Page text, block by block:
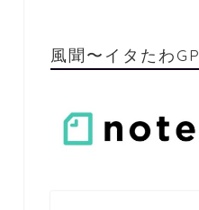
風聞〜イタたわGP